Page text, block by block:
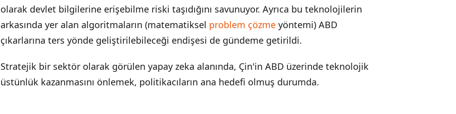
olarak devlet bilgilerine erişebilme riski taşıdığını savunuyor. Ayrıca bu teknolojilerin
arkasında yer alan algoritmaların (matematiksel problem çözme yöntemi) ABD
çıkarlarına ters yönde geliştirilebileceği endişesi de gündeme getirildi.
Stratejik bir sektör olarak görülen yapay zeka alanında, Çin'in ABD üzerinde teknolojik
üstünlük kazanmasını önlemek, politikacıların ana hedefi olmuş durumda.